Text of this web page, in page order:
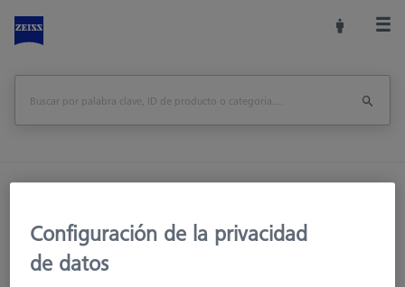
Inicio
Sistemas de palpadores
Configuración de la privacidad
de datos